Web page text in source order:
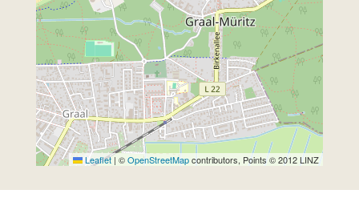
Leaflet | ©OpenStreetMapcontributors, Points © 2012 LINZ